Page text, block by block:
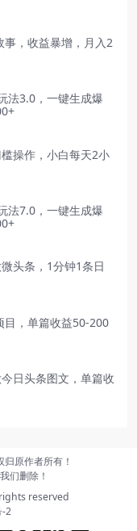
，收益暴增，月入2
法3.0，一键生成爆
操作，小白每天2小
法7.0，一键生成爆
头条，1分钟1条日
目，单篇收益50-200
日头条图文，单篇收
原作者所有！
们删除！
reserved
-2